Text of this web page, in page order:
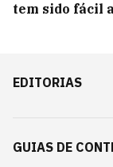
tem sido fácil
EDITORIAS
GUIAS DE